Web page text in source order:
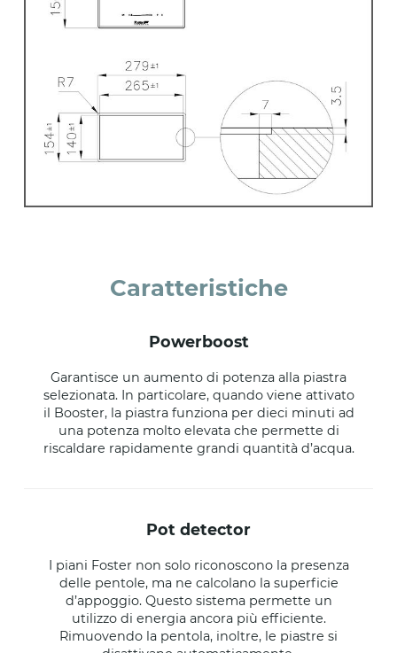
Caratteristiche
powerboost
Garantisce un aumento di potenza alla piastra
selezionata. In particolare, quando viene attivato
il Booster, la piastra funziona per dieci minuti ad
una potenza molto elevata che permette di
riscaldare rapidamente grandi quantità d’acqua.
pot detector
I piani Foster non solo riconoscono la presenza
delle pentole, ma ne calcolano la superficie
d’appoggio. Questo sistema permette un
utilizzo di energia ancora più efficiente.
Rimuovendo la pentola, inoltre, le piastre si